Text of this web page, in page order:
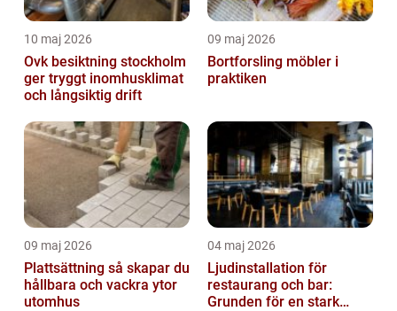
10 maj 2026
Ovk besiktning stockholm
ger tryggt inomhusklimat
och långsiktig drift
09 maj 2026
Bortforsling möbler i
praktiken
09 maj 2026
Plattsättning så skapar du
hållbara och vackra ytor
utomhus
04 maj 2026
Ljudinstallation för
restaurang och bar:
Grunden för en stark